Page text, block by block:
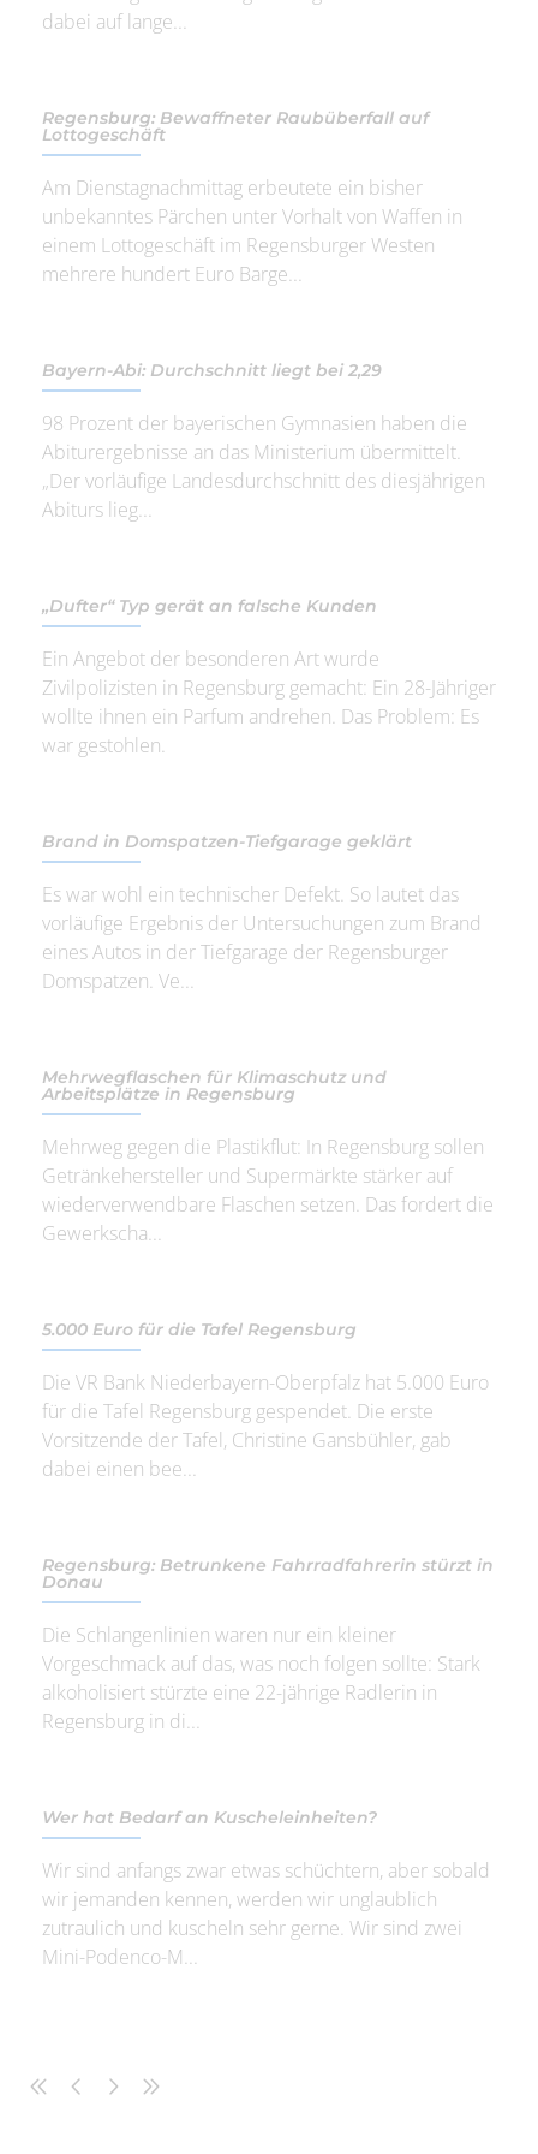
dabei auf lange...
Regensburg: Bewaffneter Raubüberfall auf
Lottogeschäft
Am Dienstagnachmittag erbeutete ein bisher
unbekanntes Pärchen unter Vorhalt von Waffen in
einem Lottogeschäft im Regensburger Westen
mehrere hundert Euro Barge...
Bayern-Abi: Durchschnitt liegt bei 2,29
98 Prozent der bayerischen Gymnasien haben die
Abiturergebnisse an das Ministerium übermittelt.
„Der vorläufige Landesdurchschnitt des diesjährigen
Abiturs lieg...
„Dufter“ Typ gerät an falsche Kunden
Ein Angebot der besonderen Art wurde
Zivilpolizisten in Regensburg gemacht: Ein 28-Jähriger
wollte ihnen ein Parfum andrehen. Das Problem: Es
war gestohlen.
Brand in Domspatzen-Tiefgarage geklärt
Es war wohl ein technischer Defekt. So lautet das
vorläufige Ergebnis der Untersuchungen zum Brand
eines Autos in der Tiefgarage der Regensburger
Domspatzen. Ve...
Mehrwegflaschen für Klimaschutz und
Arbeitsplätze in Regensburg
Mehrweg gegen die Plastikflut: In Regensburg sollen
Getränkehersteller und Supermärkte stärker auf
wiederverwendbare Flaschen setzen. Das fordert die
Gewerkscha...
5.000 Euro für die Tafel Regensburg
Die VR Bank Niederbayern-Oberpfalz hat 5.000 Euro
für die Tafel Regensburg gespendet. Die erste
Vorsitzende der Tafel, Christine Gansbühler, gab
dabei einen bee...
Regensburg: Betrunkene Fahrradfahrerin stürzt in
Donau
Die Schlangenlinien waren nur ein kleiner
Vorgeschmack auf das, was noch folgen sollte: Stark
alkoholisiert stürzte eine 22-jährige Radlerin in
Regensburg in di...
Wer hat Bedarf an Kuscheleinheiten?
Wir sind anfangs zwar etwas schüchtern, aber sobald
wir jemanden kennen, werden wir unglaublich
zutraulich und kuscheln sehr gerne. Wir sind zwei
Mini-Podenco-M...